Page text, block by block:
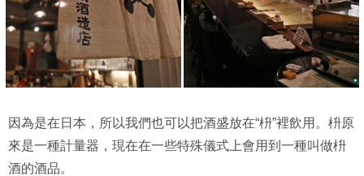
因為是在日本，所以我們也可以把酒盛放在“枡”裡飲用。枡原
來是一種計量器，現在在一些特殊儀式上會用到一種叫做枡
酒的酒品。